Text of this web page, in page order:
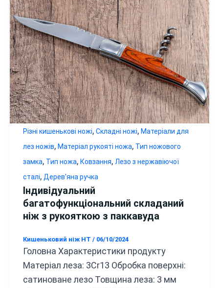
Різні кишенькові ножі, Складні ножі, Матеріали для
лез ножів, Матеріал рукояті ножа, Тип ножового
замка, Тип ножа, Ковзання, Лезо з нержавіючої
сталі, Дерев'яна ручка
Індивідуальний
багатофункціональний складаний
ніж з рукояткою з паккавуда
Кишеньковий ніж HT / 06/10/2024
Головна Характеристики продукту
Матеріал леза: 3Cr13 Обробка поверхні:
сатиноване лезо Товщина леза: 3 мм